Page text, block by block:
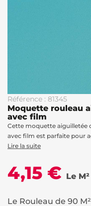
Référence : 81345
Moquette rouleau
avec film
Cette moquette aiguilletée
avec film est parfaite pour
Lire la suite
4,15 € Le M²
Le Rouleau de 90 M²